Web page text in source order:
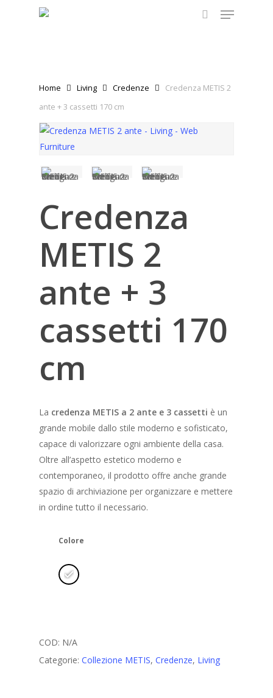
Menu
Home Living Credenze
Credenza METIS 2
ante + 3 cassetti 170 cm
Credenza
METIS 2
ante + 3
cassetti 170
cm
La credenza METIS a 2 ante e 3 cassetti è un
grande mobile dallo stile moderno e sofisticato,
capace di valorizzare ogni ambiente della casa.
Oltre all’aspetto estetico moderno e
contemporaneo, il prodotto offre anche grande
spazio di archiviazione per organizzare e mettere
in ordine tutto il necessario.
Colore
COD: N/A
Categorie: Collezione METIS, Credenze, Living